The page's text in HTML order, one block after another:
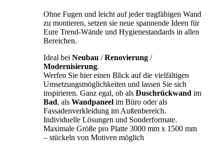
Ohne Fugen und leicht auf jeder tragfähigen Wand
zu montieren, setzen sie neue spannende Ideen für
Eure Trend-Wände und Hygienestandards in allen
Bereichen.
Ideal bei Neubau /Renovierung /
Modernisierung.
Werfen Sie hier einen Blick auf die vielfältigen
Umsetzungsmöglichkeiten und lassen Sie sich
inspirieren. Ganz egal, ob als Duschrückwand im
Bad, als Wandpaneel im Büro oder als
Fassadenverkleidung im Außenbereich.
Individuelle Lösungen und Sonderformate.
Maximale Größe pro Platte 3000 mm x 1500 mm
– stückeln von Motiven möglich